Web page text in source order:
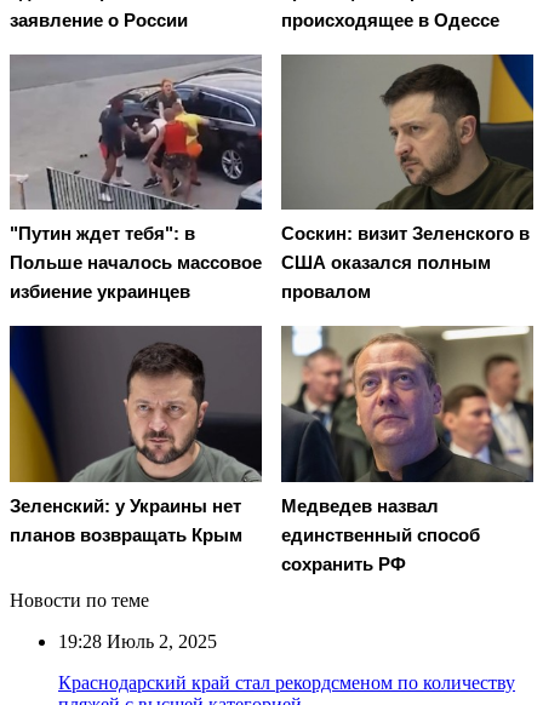
заявление о России
происходящее в Одессе
"Путин ждет тебя": в
Польше началось массовое
избиение украинцев
Соскин: визит Зеленского в
США оказался полным
провалом
Зеленский: у Украины нет
планов возвращать Крым
Медведев назвал
единственный способ
сохранить РФ
Новости по теме
19:28 Июль 2, 2025
Краснодарский край стал рекордсменом по количеству